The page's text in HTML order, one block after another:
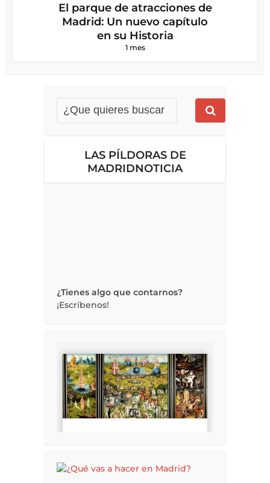
El parque de atracciones de
Madrid: Un nuevo capítulo
en su Historia
1 mes
LAS PÍLDORAS DE
MADRIDNOTICIA
¿Tienes algo que contarnos?
¡Escríbenos!